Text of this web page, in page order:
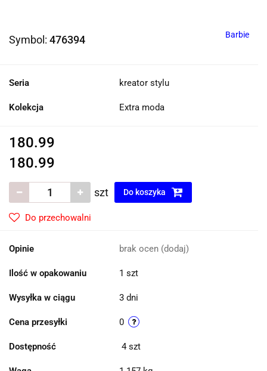
Symbol: 476394 Barbie
Seria kreator stylu
Kolekcja Extra moda
180.99
180.99
szt Do koszyka
Do przechowalni
Opinie brak ocen (dodaj)
Ilość w opakowaniu 1 szt
Wysyłka w ciągu 3 dni
Cena przesyłki 0
Dostępność 4 szt